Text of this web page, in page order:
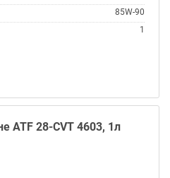
85W-90
1
Каністра пластик
ATF 28-CVT 4603, 1л